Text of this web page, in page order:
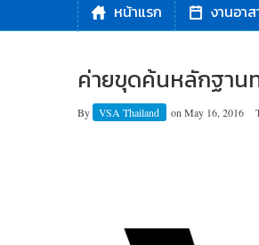
หน้าแรก งานอา
ค่ายขุดค้นหลักฐาน
By VSA Thailand on May 16, 2016